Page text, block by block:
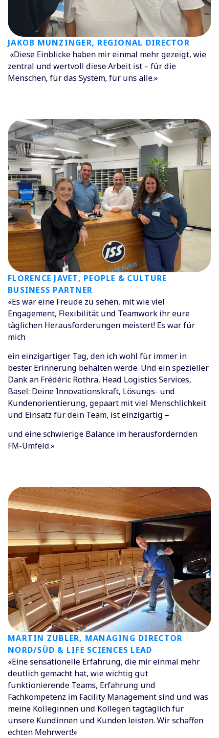
JAKOB MUNZINGER, REGIONAL DIRECTOR
«Diese Einblicke haben mir einmal mehr gezeigt, wie
zentral und wertvoll diese Arbeit ist – für die
Menschen, für das System, für uns alle.»
FLORENCE JAVET, PEOPLE & CULTURE
BUSINESS PARTNER
«Es war eine Freude zu sehen, mit wie viel
Engagement, Flexibilität und Teamwork ihr eure
täglichen Herausforderungen meistert! Es war für
mich
ein einzigartiger Tag, den ich wohl für immer in
bester Erinnerung behalten werde. Und ein spezieller
Dank an Frédéric Rothra, Head Logistics Services,
Basel: Deine Innovationskraft, Lösungs- und
Kundenorientierung, gepaart mit viel Menschlichkeit
und Einsatz für dein Team, ist einzigartig –
und eine schwierige Balance im herausfordernden
FM-Umfeld.»
MARTIN ZUBLER, MANAGING DIRECTOR
NORD/SÜD & LIFE SCIENCES LEAD
«Eine sensationelle Erfahrung, die mir einmal mehr
deutlich gemacht hat, wie wichtig gut
funktionierende Teams, Erfahrung und
Fachkompetenz im Facility Management sind und was
meine Kolleginnen und Kollegen tagtäglich für
unsere Kundinnen und Kunden leisten. Wir schaffen
echten Mehrwert!»